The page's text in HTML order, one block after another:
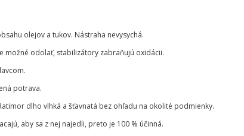
olejov a tukov. Nástraha nevysychá.
možné odolať, stabilizátory zabraňujú oxidácii.
potrava.
dlho vlhká a šťavnatá bez ohľadu na okolité podmienky.
aby sa z nej najedli, preto je 100 % účinná.